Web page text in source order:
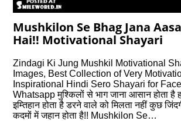
Mushkilon Se Bhag Jana
Hai!! Motivational Shayari
Zindagi Ki Jung Mushkil Motivational
Images, Best Collection of Very
Inspirational Hindi Sero Shayari for
Whatsapp मुश्किलों से भाग जाना आसान होता है
इम्तिहान होता है डरने वाले को मिलता नहीं कुछ
कदमों में जहान होता है!! Mushkilon Se…